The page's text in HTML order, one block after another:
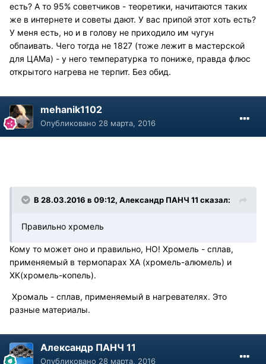
есть? А то 95% советчиков - теоретики, начитаются таких
же в интернете и советы дают. У вас припой этот хоть есть?
У меня есть, но и в голову не приходило им чугун
обпаивать. Чего тогда не 1827 (тоже лежит в мастерской
для ЦАМа) - у него температурка то пониже, правда флюс
открытого нагрева не терпит. Без обид.
mehanik1102
Опубликовано 28 марта, 2016
В 28.03.2016 в 09:12, Александр ПАНЧ 11 сказал:
Правильно хромель
Кому то может оно и правильно, НО! Хромель - сплав,
применяемый в термопарах ХА (хромель-алюмель) и
ХК(хромель-копель).
Хромаль - сплав, применяемый в нагревателях. Это
разные материалы.
Александр ПАНЧ 11
Опубликовано 28 марта, 2016